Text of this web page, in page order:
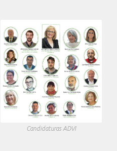
Candidaturas ADVI